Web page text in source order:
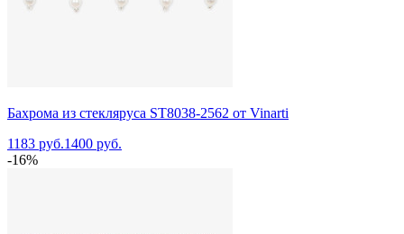
Бахрома из стекляруса ST8038-2562 от Vinarti
1183 руб.1400 руб.
-16%